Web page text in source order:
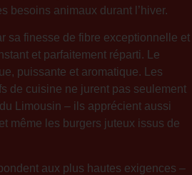
besoins animaux durant l’hiver.
sa finesse de fibre exceptionnelle et
et parfaitement réparti. Le
puissante et aromatique. Les
de cuisine ne jurent pas seulement
Limousin – ils apprécient aussi
même les burgers juteux issus de
aux plus hautes exigences –